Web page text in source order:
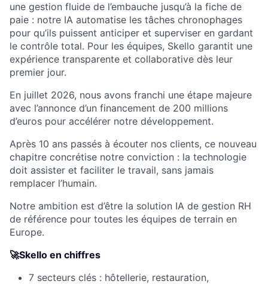
une gestion fluide de l’embauche jusqu’à la fiche de
paie : notre IA automatise les tâches chronophages
pour qu’ils puissent anticiper et superviser en gardant
le contrôle total. Pour les équipes, Skello garantit une
expérience transparente et collaborative dès leur
premier jour.
En juillet 2026, nous avons franchi une étape majeure
avec l’annonce d’un financement de 200 millions
d’euros pour accélérer notre développement.
Après 10 ans passés à écouter nos clients, ce nouveau
chapitre concrétise notre conviction : la technologie
doit assister et faciliter le travail, sans jamais
remplacer l’humain.
Notre ambition est d’être la solution IA de gestion RH
de référence pour toutes les équipes de terrain en
Europe.
🚀Skello en chiffres
7 secteurs clés : hôtellerie, restauration,